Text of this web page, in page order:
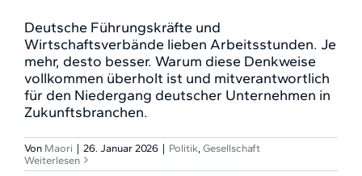
Deutsche Führungskräfte und
Wirtschaftsverbände lieben Arbeitsstunden. Je
mehr, desto besser. Warum diese Denkweise
vollkommen überholt ist und mitverantwortlich
für den Niedergang deutscher Unternehmen in
Zukunftsbranchen.
Von Maori | 26. Januar 2026 | Politik Gesellschaft
Weiterlesen